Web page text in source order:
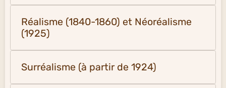
Réalisme (1840-1860) et Néoréalisme
(1925)
Surréalisme (à partir de 1924)